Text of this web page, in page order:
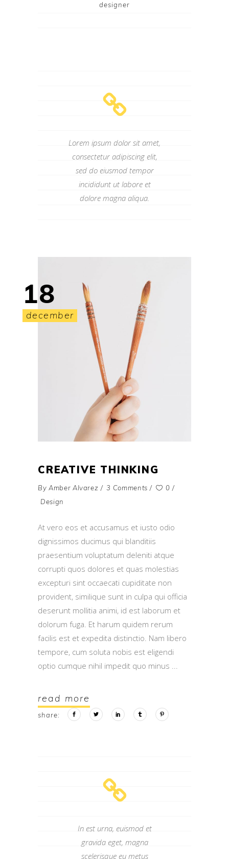
designer
Lorem ipsum dolor sit amet,
consectetur adipiscing elit,
sed do eiusmod tempor
incididunt ut labore et
dolore magna aliqua.
18
december
CREATIVE THINKING
By Amber Alvarez 3 Comments
0
Design
At vero eos et accusamus et iusto odio
dignissimos ducimus qui blanditiis
praesentium voluptatum deleniti atque
corrupti quos dolores et quas molestias
excepturi sint occaecati cupiditate non
provident, similique sunt in culpa qui officia
deserunt mollitia animi, id est laborum et
dolorum fuga. Et harum quidem rerum
facilis est et expedita distinctio. Nam libero
tempore, cum soluta nobis est eligendi
optio cumque nihil impedit quo minus
read more
share:
In est urna, euismod et
gravida eget, magna
scelerisque eu metus